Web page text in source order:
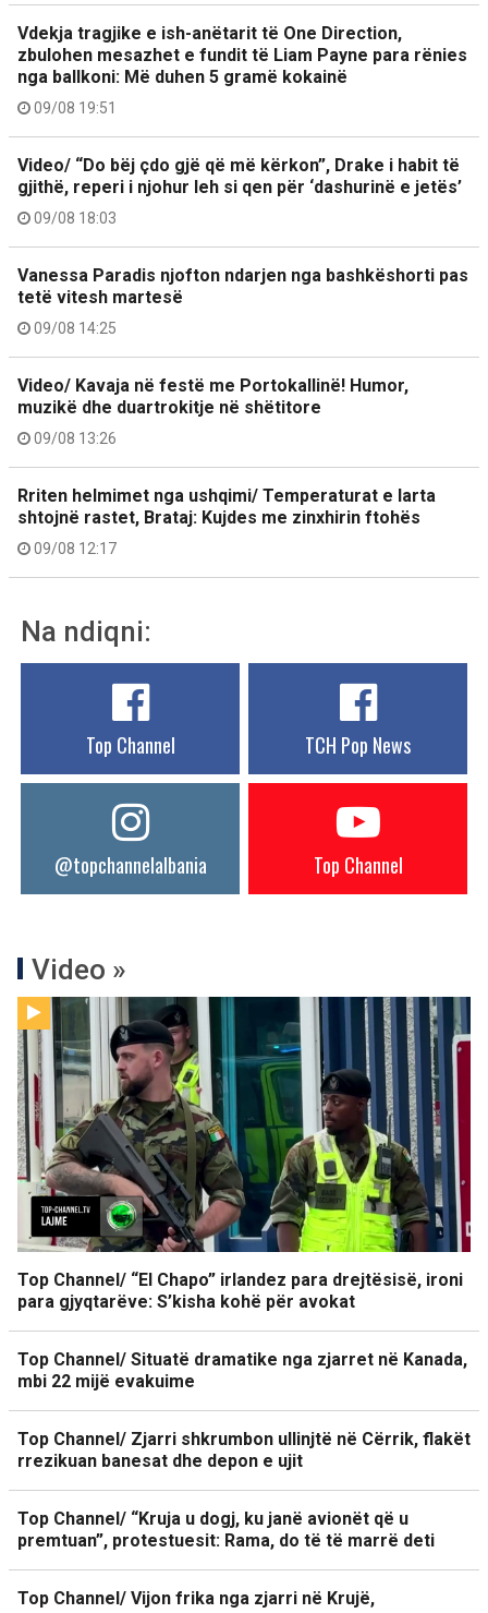
Vdekja tragjike e ish-anëtarit të One Direction,
zbulohen mesazhet e fundit të Liam Payne para rënies
nga ballkoni: Më duhen 5 gramë kokainë
09/08 19:51
Video/ “Do bëj çdo gjë që më kërkon”, Drake i habit të
gjithë, reperi i njohur leh si qen për ‘dashurinë e jetës’
09/08 18:03
Vanessa Paradis njofton ndarjen nga bashkëshorti pas
tetë vitesh martesë
09/08 14:25
Video/ Kavaja në festë me Portokallinë! Humor,
muzikë dhe duartrokitje në shëtitore
09/08 13:26
Rriten helmimet nga ushqimi/ Temperaturat e larta
shtojnë rastet, Brataj: Kujdes me zinxhirin ftohës
09/08 12:17
Na ndiqni:
Top Channel TCH Pop News
@topchannelalbania Top Channel
Video »
Top Channel/ “El Chapo” irlandez para drejtësisë, ironi
para gjyqtarëve: S’kisha kohë për avokat
Top Channel/ Situatë dramatike nga zjarret në Kanada,
mbi 22 mijë evakuime
Top Channel/ Zjarri shkrumbon ullinjtë në Cërrik, flakët
rrezikuan banesat dhe depon e ujit
Top Channel/ “Kruja u dogj, ku janë avionët që u
premtuan”, protestuesit: Rama, do të të marrë deti
Top Channel/ Vijon frika nga zjarri në Krujë,